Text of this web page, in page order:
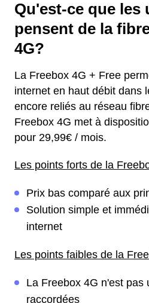
Qu'est-ce que les
pensent de la
4G?
La Freebox 4G + Free
internet en haut débit dans
encore reliés au réseau
Freebox 4G met à
pour 29,99€ / mois.
Les points forts de la
Prix bas comparé aux
Solution simple et
internet
Les points faibles de la
La Freebox 4G n'est pas
raccordées